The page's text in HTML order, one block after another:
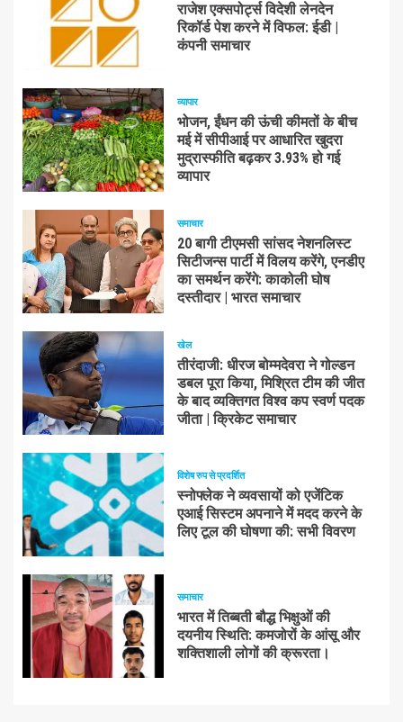
राजेश एक्सपोर्ट्स विदेशी लेनदेन
रिकॉर्ड पेश करने में विफल: ईडी |
कंपनी समाचार
व्यापार
भोजन, ईंधन की ऊंची कीमतों के बीच
मई में सीपीआई पर आधारित खुदरा
मुद्रास्फीति बढ़कर 3.93% हो गई
व्यापार
समाचार
20 बागी टीएमसी सांसद नेशनलिस्ट
सिटीजन्स पार्टी में विलय करेंगे, एनडीए
का समर्थन करेंगे: काकोली घोष
दस्तीदार | भारत समाचार
खेल
तीरंदाजी: धीरज बोम्मदेवरा ने गोल्डन
डबल पूरा किया, मिश्रित टीम की जीत
के बाद व्यक्तिगत विश्व कप स्वर्ण पदक
जीता | क्रिकेट समाचार
विशेष रुप से प्रदर्शित
स्नोफ्लेक ने व्यवसायों को एजेंटिक
एआई सिस्टम अपनाने में मदद करने के
लिए टूल की घोषणा की: सभी विवरण
समाचार
भारत में तिब्बती बौद्ध भिक्षुओं की
दयनीय स्थिति: कमजोरों के आंसू और
शक्तिशाली लोगों की क्रूरता।